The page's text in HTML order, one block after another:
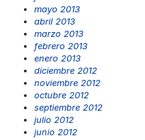
mayo 2013
abril 2013
marzo 2013
febrero 2013
enero 2013
diciembre 2012
noviembre 2012
octubre 2012
septiembre 2012
julio 2012
junio 2012